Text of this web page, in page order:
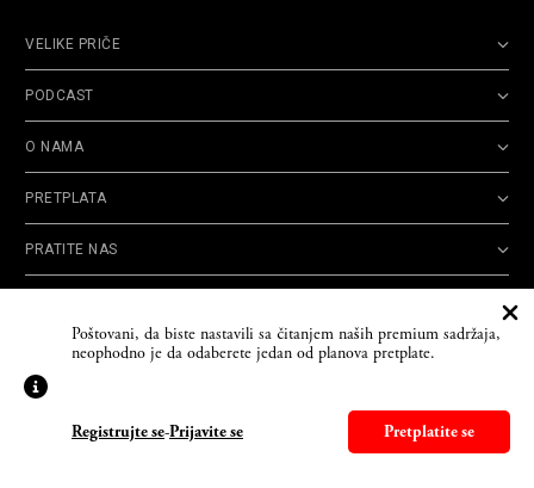
Poštovani, da biste nastavili sa čitanjem naših premium sadržaja,
neophodno je da odaberete jedan od planova pretplate.
Registrujte se-Prijavite se Pretplatite se
VELIKE PRIČE
PODCAST
O NAMA
PRETPLATA
PRATITE NAS
privatnosti
korišćenja
reklamacija
Policy
© 2026Velike priče- TCT News and Entertainment - Sva prava zadržana. Developed